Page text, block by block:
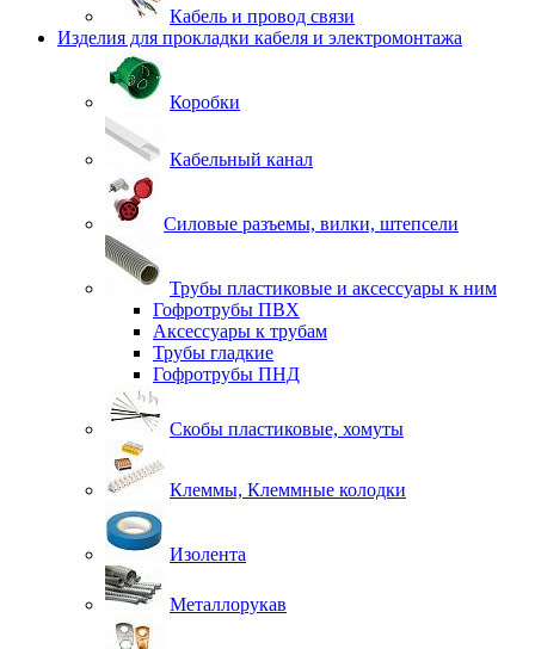
Кабель и провод связи
Изделия для прокладки кабеля и электромонтажа
Коробки
Кабельный канал
Силовые разъемы, вилки, штепсели
Трубы пластиковые и аксессуары к ним
Гофротрубы ПВХ
Аксессуары к трубам
Трубы гладкие
Гофротрубы ПНД
Скобы пластиковые, хомуты
Клеммы, Клеммные колодки
Изолента
Металлорукав